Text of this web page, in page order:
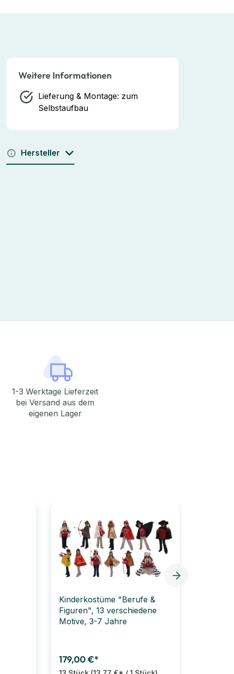
Weitere Informationen
Lieferung & Montage: zum
Selbstaufbau
Hersteller
1-3 Werktage Lieferzeit
bei Versand aus dem
eigenen Lager
Kinderkostüme "Berufe &
Figuren", 13 verschiedene
Motive, 3-7 Jahre
179,00 €*